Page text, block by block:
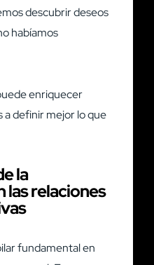
descubrir deseos
habíamos
enriquecer
a definir mejor lo que
la
las relaciones
fundamental en